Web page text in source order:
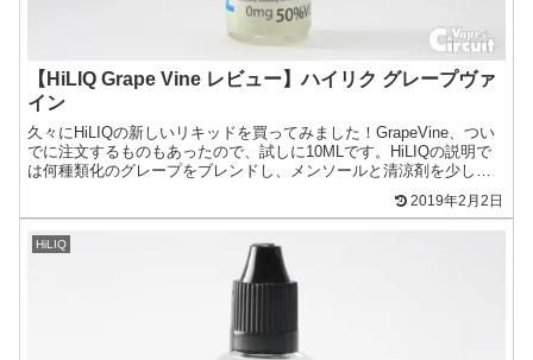
【HiLIQ Grape Vine レビュー】ハイリク グレープヴァ
イン
久々にHiLIQの新しいリキッドを買ってみました！GrapeVine、つい
でに注文するものもあったので、試しに10MLです。HiLIQの説明で
は何種類化のグレープをブレンドし、メンソールと清涼剤を少し咥
2019年2月2日
HiLIQ